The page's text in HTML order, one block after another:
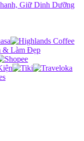
Giữ Dinh Dưỡng